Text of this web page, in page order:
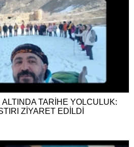
ALTINDA TARİHE YOLCULUK:
ZİYARET EDİLDİ